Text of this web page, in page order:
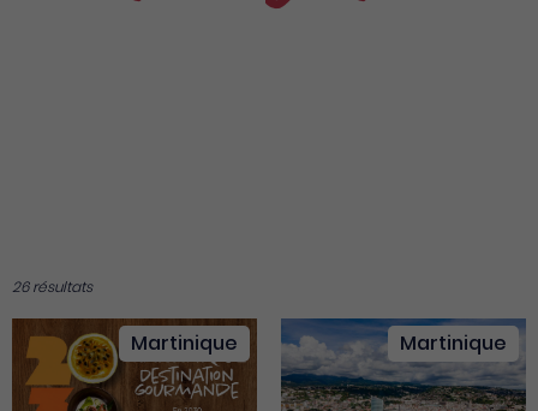
26 résultats
Martinique Martinique